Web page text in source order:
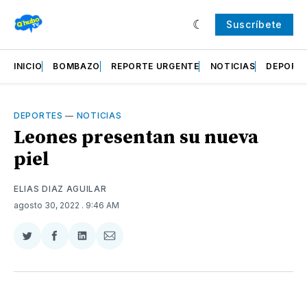
Suscríbete
INICIO BOMBAZO REPORTE URGENTE NOTICIAS
DEPORTES — NOTICIAS
Leones presentan su nueva
piel
ELIAS DIAZ AGUILAR
agosto 30, 2022 . 9:46 AM
Compartir
Twitter
Compartir
Facebook
Compartir
LinkedIn
Compartir
Email